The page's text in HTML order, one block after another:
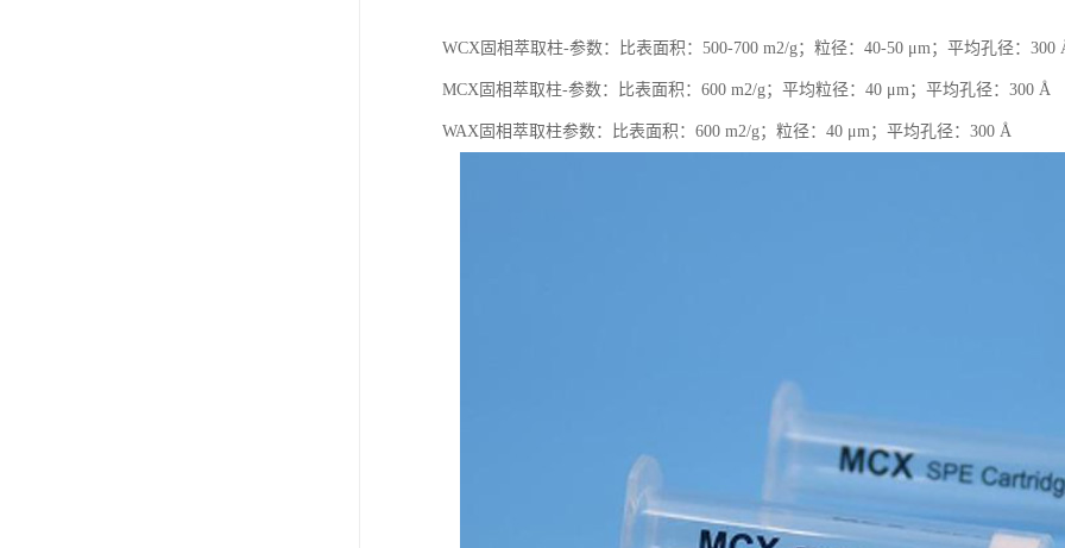
WCX固相萃取柱-参数：比表面积：500-700 m2/g；粒径：40-50 μm；平均孔径：300
MCX固相萃取柱-参数：比表面积：600 m2/g；平均粒径：40 μm；平均孔径：300 Å
WAX固相萃取柱参数：比表面积：600 m2/g；粒径：40 μm；平均孔径：300 Å